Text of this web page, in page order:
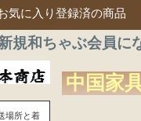
気に入り登録済の商品
規和ちゃぶ会員に
中国家
場所と着